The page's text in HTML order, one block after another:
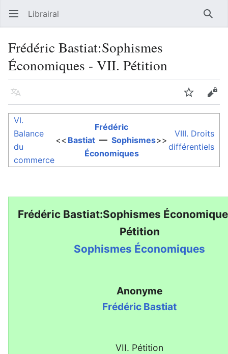
Ouvrir le menu principal Librairal
Frédéric Bastiat:Sophismes
Économiques - VII. Pétition
Langue Suivre
VI.
Balance
du
commerce
<<
Frédéric
Bastiat— Sophismes
Économiques
>>
VIII. Droits
différentiels
Frédéric Bastiat:Sophismes
Pétition
Sophismes Économiques
Anonyme
Frédéric Bastiat
VII. Pétition